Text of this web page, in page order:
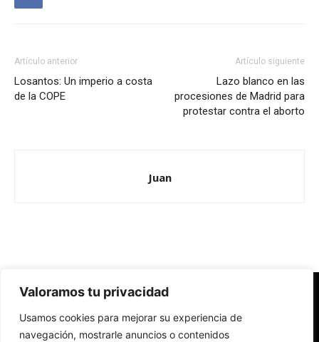
Valoramos tu privacidad
Usamos cookies para mejorar su experiencia de
navegación, mostrarle anuncios o contenidos
Artículo anterior
Losantos: Un imperio a costa
de la COPE
Artículo siguiente
Lazo blanco en las
procesiones de Madrid para
protestar contra el aborto
Juan
Redes Cristianas
Una mirada alternativa sobre la Iglesia católica y la sociedad
- Colectivos de Redes Cristianas